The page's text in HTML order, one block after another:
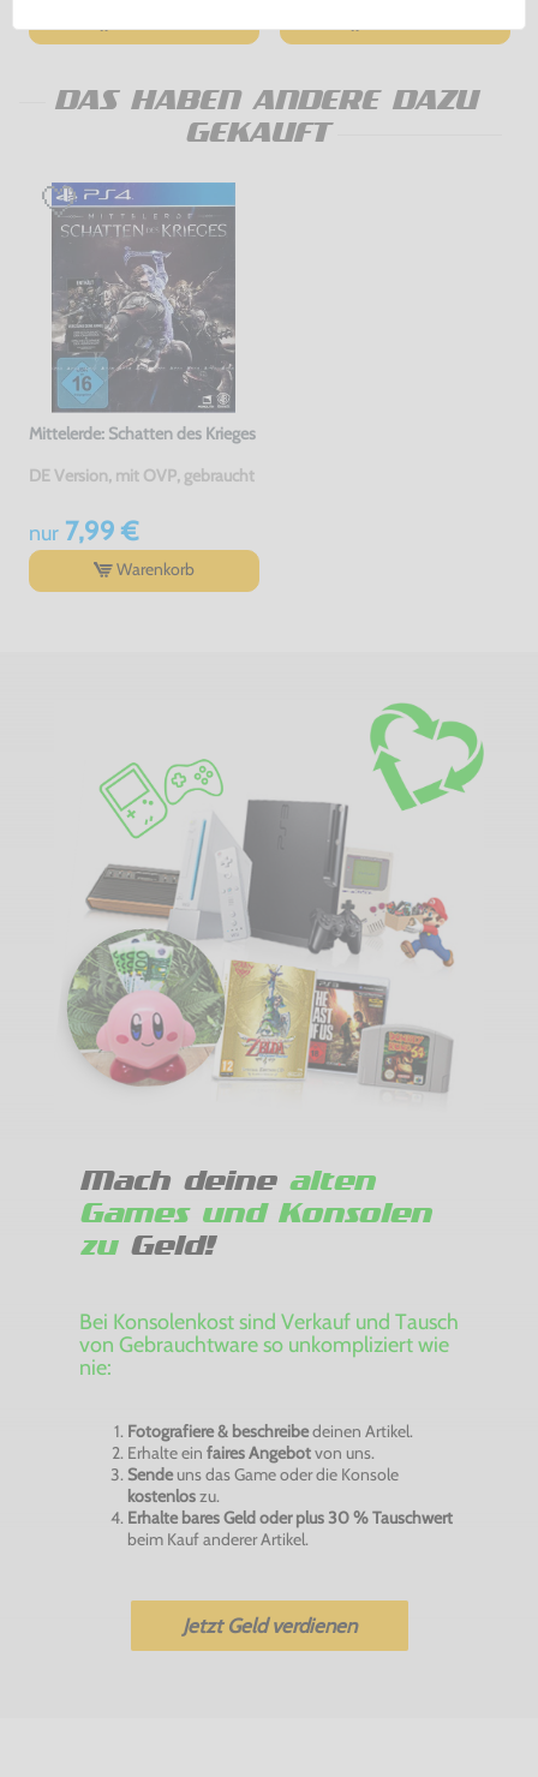
DAS HABEN ANDERE DAZU
GEKAUFT
Mittelerde: Schatten des Krieges
DE Version, mit OVP, gebraucht
nur7,99 €
Warenkorb
Mach deine alten
Games und Konsolen
zuGeld!
Bei Konsolenkost sind Verkauf und Tausch
von Gebrauchtware so unkompliziert wie
nie:
Fotografiere & beschreibedeinen Artikel.
Erhalte ein faires Angebotvon uns.
Sendeuns das Game oder die Konsole
kostenloszu.
Erhalte bares Geld oder plus 30 % Tauschwert
beim Kauf anderer Artikel.
Jetzt Geld verdienen